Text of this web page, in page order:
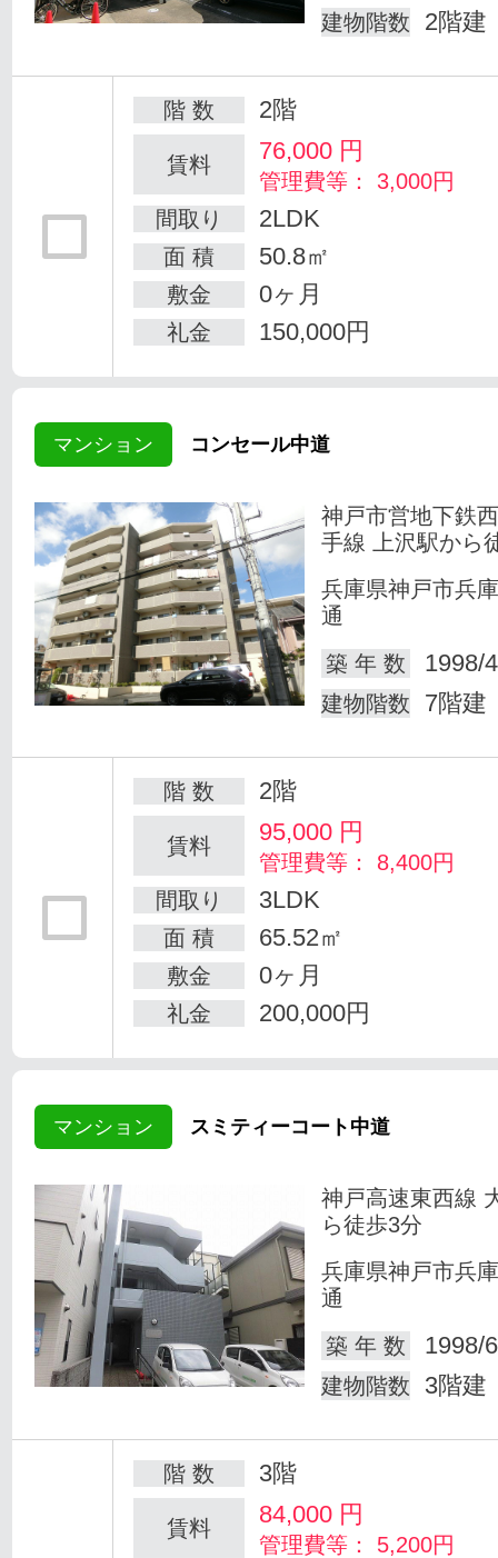
建物階数 2階建
階 数 2階
賃料 76,000 円
管理費等： 3,000円
間取り
2LDK
面 積 50.8㎡
敷金 0ヶ月
礼金 150,000円
マンション コンセール中道
神戸市営地下鉄
手線 上沢駅から
兵庫県神戸市兵
通
築 年 数
1998/
建物階数 7階建
階 数 2階
賃料 95,000 円
管理費等： 8,400円
間取り
3LDK
面 積 65.52㎡
敷金 0ヶ月
礼金 200,000円
マンション スミティーコート中道
神戸高速東西線
ら徒歩3分
兵庫県神戸市兵
通
築 年 数
1998/
建物階数 3階建
階 数 3階
賃料 84,000 円
管理費等： 5,200円